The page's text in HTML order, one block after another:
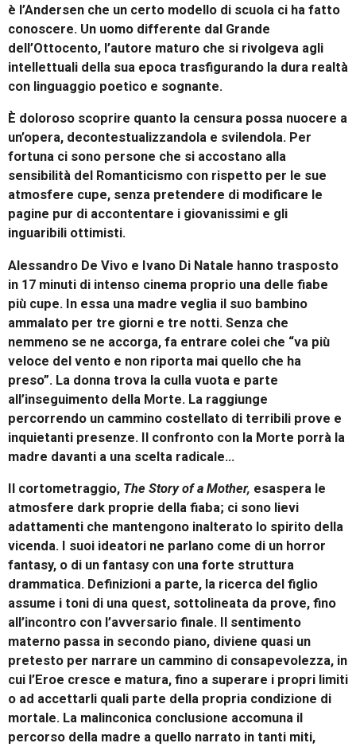
è l’Andersen che un certo modello di scuola ci ha fatto
conoscere. Un uomo differente dal Grande
dell’Ottocento, l’autore maturo che si rivolgeva agli
intellettuali della sua epoca trasfigurando la dura realtà
con linguaggio poetico e sognante.
È doloroso scoprire quanto la censura possa nuocere a
un’opera, decontestualizzandola e svilendola. Per
fortuna ci sono persone che si accostano alla
sensibilità del Romanticismo con rispetto per le sue
atmosfere cupe, senza pretendere di modificare le
pagine pur di accontentare i giovanissimi e gli
inguaribili ottimisti.
Alessandro De Vivo e Ivano Di Natale hanno trasposto
in 17 minuti di intenso cinema proprio una delle fiabe
più cupe. In essa una madre veglia il suo bambino
ammalato per tre giorni e tre notti. Senza che
nemmeno se ne accorga, fa entrare colei che “va più
veloce del vento e non riporta mai quello che ha
preso”. La donna trova la culla vuota e parte
all’inseguimento della Morte. La raggiunge
percorrendo un cammino costellato di terribili prove e
inquietanti presenze. Il confronto con la Morte porrà la
madre davanti a una scelta radicale…
Il cortometraggio, The Story of a Mother, esaspera le
atmosfere dark proprie della fiaba; ci sono lievi
adattamenti che mantengono inalterato lo spirito della
vicenda. I suoi ideatori ne parlano come di un horror
fantasy, o di un fantasy con una forte struttura
drammatica. Definizioni a parte, la ricerca del figlio
assume i toni di una quest, sottolineata da prove, fino
all’incontro con l’avversario finale. Il sentimento
materno passa in secondo piano, diviene quasi un
pretesto per narrare un cammino di consapevolezza, in
cui l’Eroe cresce e matura, fino a superare i propri limiti
o ad accettarli quali parte della propria condizione di
mortale. La malinconica conclusione accomuna il
percorso della madre a quello narrato in tanti miti,